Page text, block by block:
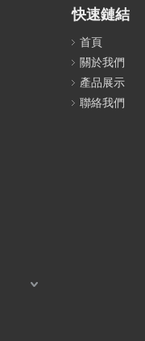
快速鏈結
首頁
關於我們
產品展示
聯絡我們